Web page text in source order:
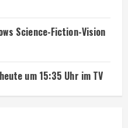
Science-Fiction-Vision
um 15:35 Uhr im TV